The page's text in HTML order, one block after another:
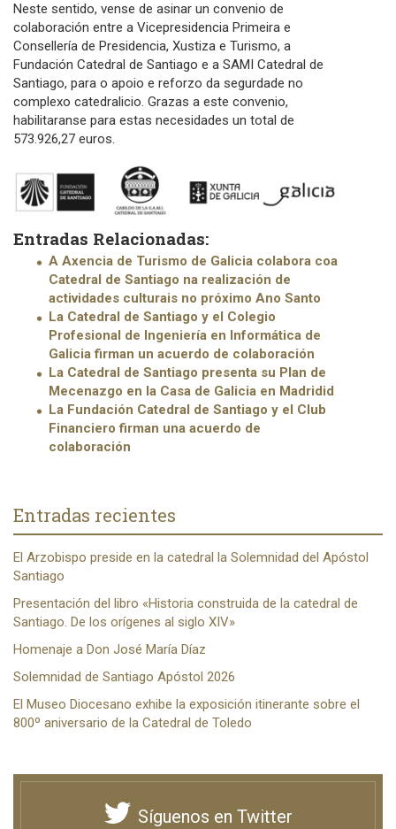
Neste sentido, vense de asinar un convenio de
colaboración entre a Vicepresidencia Primeira e
Consellería de Presidencia, Xustiza e Turismo, a
Fundación Catedral de Santiago e a SAMI Catedral de
Santiago, para o apoio e reforzo da segurdade no
complexo catedralicio. Grazas a este convenio,
habilitaranse para estas necesidades un total de
573.926,27 euros.
Entradas Relacionadas:
A Axencia de Turismo de Galicia colabora coa
Catedral de Santiago na realización de
actividades culturais no próximo Ano Santo
La Catedral de Santiago y el Colegio
Profesional de Ingeniería en Informática de
Galicia firman un acuerdo de colaboración
La Catedral de Santiago presenta su Plan de
Mecenazgo en la Casa de Galicia en Madridid
La Fundación Catedral de Santiago y el Club
Financiero firman una acuerdo de
colaboración
Entradas recientes
El Arzobispo preside en la catedral la Solemnidad del Apóstol
Santiago
Presentación del libro «Historia construida de la catedral de
Santiago. De los orígenes al siglo XIV»
Homenaje a Don José María Díaz
Solemnidad de Santiago Apóstol 2026
El Museo Diocesano exhibe la exposición itinerante sobre el
800º aniversario de la Catedral de Toledo
Síguenos en Twitter